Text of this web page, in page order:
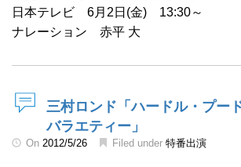
日本テレビ 6月2日(金) 13:30～
ナレーション 赤平 大
三村ロンド「ハードル・プー
バラエティー」
On 2012/5/26 Filed under 特番出演